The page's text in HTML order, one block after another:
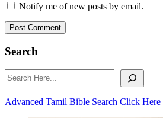
Notify me of new posts by email.
Post Comment
Search
Search
Advanced Tamil Bible Search Click Here